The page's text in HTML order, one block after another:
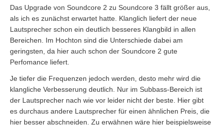
Das Upgrade von Soundcore 2 zu Soundcore 3 fällt größer aus,
als ich es zunächst erwartet hatte. Klanglich liefert der neue
Lautsprecher schon ein deutlich besseres Klangbild in allen
Bereichen. Im Hochton sind die Unterschiede dabei am
geringsten, da hier auch schon der Soundcore 2 gute
Perfomance liefert.
Je tiefer die Frequenzen jedoch werden, desto mehr wird die
klangliche Verbesserung deutlich. Nur im Subbass-Bereich ist
der Lautsprecher nach wie vor leider nicht der beste. Hier gibt
es durchaus andere Lautsprecher für einen ähnlichen Preis, die
hier besser abschneiden. Zu erwähnen wäre hier beispielsweise